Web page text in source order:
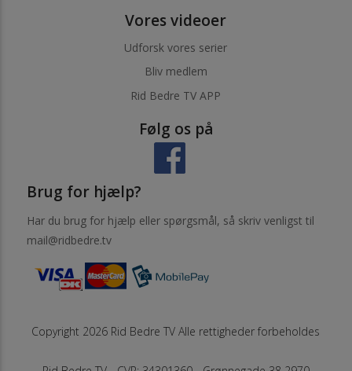
Vores videoer
Udforsk vores serier
Bliv medlem
Rid Bedre TV APP
Følg os på
Brug for hjælp?
Har du brug for hjælp eller spørgsmål, så skriv venligst til
mail@ridbedre.tv
Copyright 2026 Rid Bedre TV Alle rettigheder forbeholdes